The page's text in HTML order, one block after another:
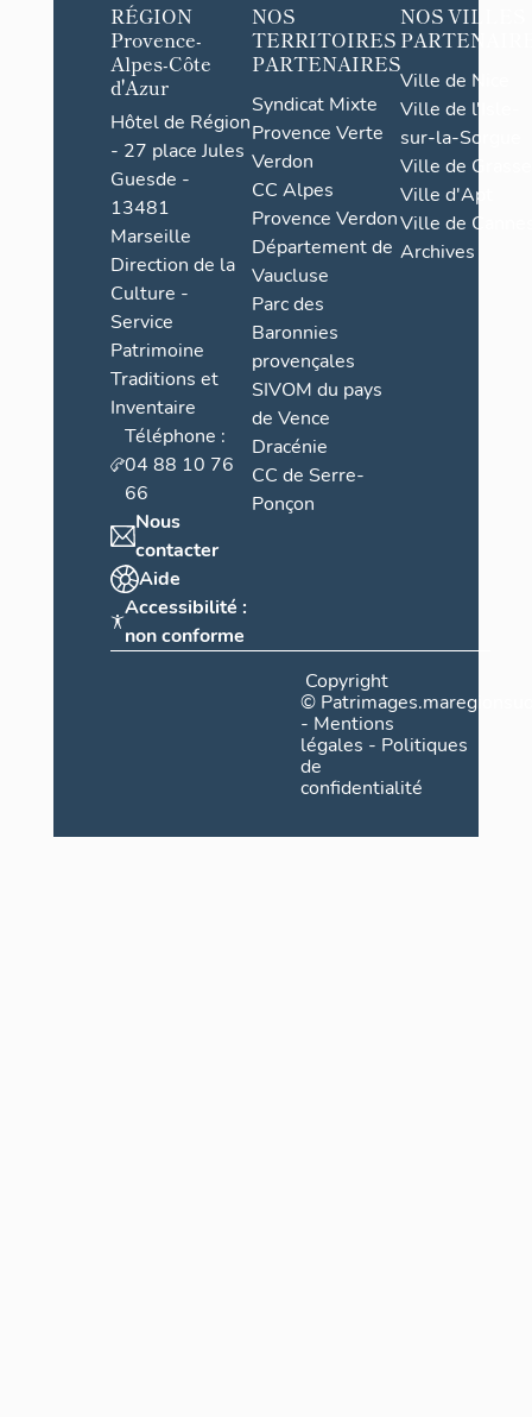
RÉGION
Provence-
Alpes-Côte
d'Azur
Hôtel de Région
- 27 place Jules
Guesde -
13481
Marseille
Direction de la
Culture -
Service
Patrimoine
Traditions et
Inventaire
Téléphone :
04 88 10 76
66
Nous
contacter
Aide
Accessibilité :
non conforme
NOS
TERRITOIRES
PARTENAIRES
Syndicat Mixte
Provence Verte
Verdon
CC Alpes
Provence Verdon
Département de
Vaucluse
Parc des
Baronnies
provençales
SIVOM du pays
de Vence
Dracénie
CC de Serre-
Ponçon
NOS VILLES
Ville de Nice
Ville de l'Isle-
sur-la-Sorgue
Ville de Grasse
Ville d'Apt
Ville de
Archives
Copyright
©
- Mentions
légales - Politiques
de
confidentialité